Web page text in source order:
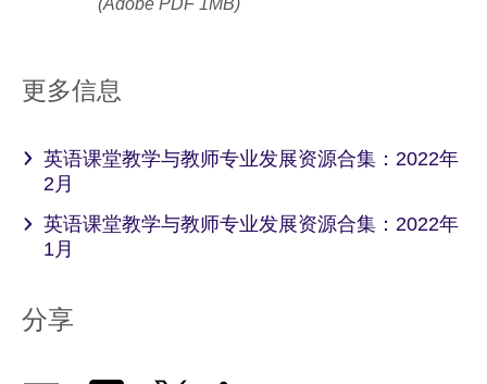
(Adobe PDF 1MB)
更多信息
英语课堂教学与教师专业发展资源合集：2022年
2月
英语课堂教学与教师专业发展资源合集：2022年
1月
分享